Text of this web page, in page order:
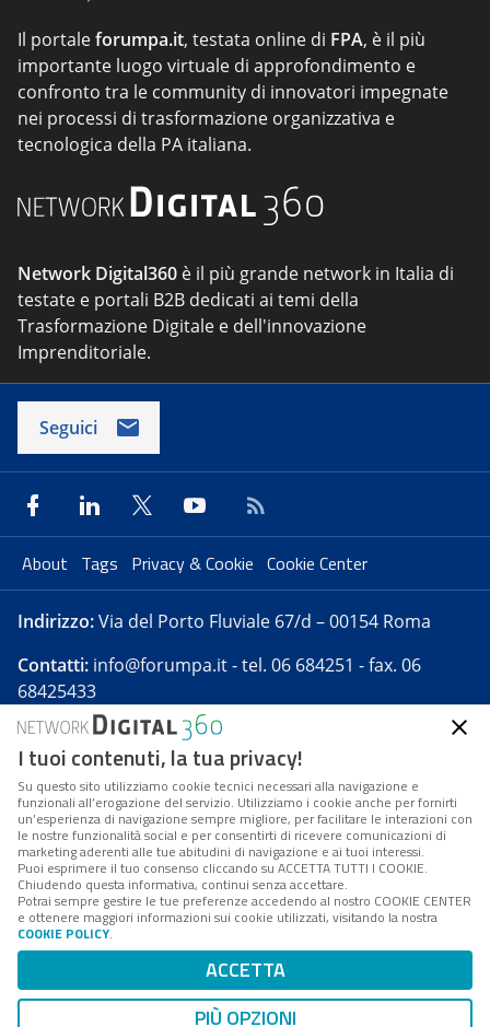
Il portaleforumpa.it, testata online di FPA, è il più
importante luogo virtuale di approfondimento e
confronto tra le community di innovatori impegnate
nei processi di trasformazione organizzativa e
tecnologica della PA italiana.
Network Digital360 è il più grande network in Italia di
testate e portali B2B dedicati ai temi della
Trasformazione Digitale e dell'innovazione
Imprenditoriale.
Seguici
About Tags Privacy & Cookie Cookie Center
Indirizzo:Via del Porto Fluviale 67/d – 00154 Roma
Contatti: info@forumpa.it- tel. 06 684251 - fax. 06
68425433
Forumpa.itè una pubblicazione telematica iscritta
presso Registro della stampa del Tribunale di Roma -
Reg. n. 182 del 2 maggio 2008 - Direttore resp. Michela
Stentella
FPA s.r.l. è società soggetta a Direzione e
Coordinamento da parte di Digital360 S.p.A. - FPA s.r.l.
è un'azienda certificata per il sistema di management
Codice Fiscale/Partita IVA n. 10693191008 - R.E.A. Roma
n. 1249791. ISP AWS
Mappa del sito
I tuoi contenuti, la tua privacy!
Su questo sito utilizziamo cookie tecnici necessari alla navigazione e
funzionali all’erogazione del servizio. Utilizziamo i cookie anche per fornirti
un’esperienza di navigazione sempre migliore, per facilitare le interazioni con
le nostre funzionalità social e per consentirti di ricevere comunicazioni di
marketing aderenti alle tue abitudini di navigazione e ai tuoi interessi.
Puoi esprimere il tuo consenso cliccando su ACCETTA TUTTI I COOKIE.
Chiudendo questa informativa, continui senza accettare.
Potrai sempre gestire le tue preferenze accedendo al nostro COOKIE CENTER
e ottenere maggiori informazioni sui cookie utilizzati, visitando la nostra
COOKIE POLICY.
ACCETTA
PIÙ OPZIONI